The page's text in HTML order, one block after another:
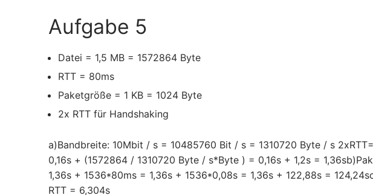
Aufgabe 5
Datei = 1,5 MB = 1572864 Byte
RTT = 80ms
Paketgröße = 1 KB = 1024 Byte
2x RTT für Handshaking
a)Bandbreite: 10Mbit / s = 10485760 Bit / s = 1310720 Byte / s
0,16s + (1572864 / 1310720 Byte / s*Byte ) = 0,16s + 1,2s =
1,36s + 1536*80ms = 1,36s + 1536*0,08s = 1,36s + 122,88s =
RTT = 6,304s